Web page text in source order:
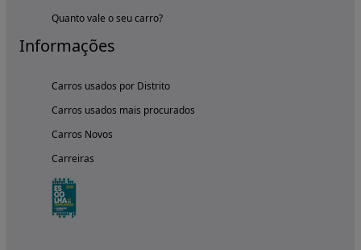
Quanto vale o seu carro?
Informações
Carros usados por Distrito
Carros usados mais procurados
Carros Novos
Carreiras